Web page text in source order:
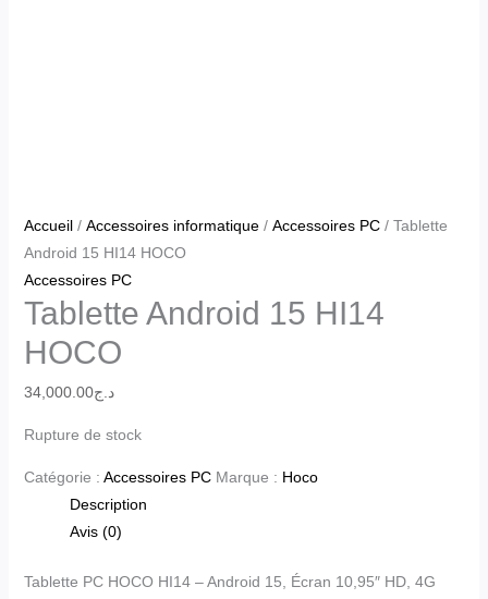
Accueil/ Accessoires informatique/ Accessoires PC/ Tablette
Android 15 HI14 HOCO
Accessoires PC
Tablette Android 15 HI14
HOCO
د.ج34,000.00
Rupture de stock
Catégorie : Accessoires PC Marque : Hoco
Description
Avis (0)
Tablette PC HOCO HI14 – Android 15, Écran 10,95″ HD, 4G